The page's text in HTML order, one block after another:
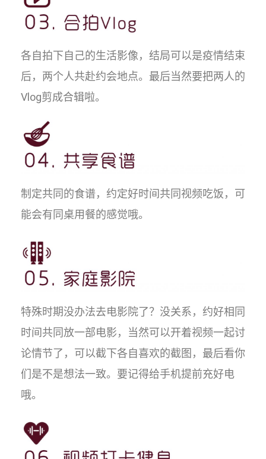
各自拍下自己的生活影像，结局可以是疫情结束
后，两个人共赴约会地点。最后当然要把两人的
Vlog剪成合辑啦。
制定共同的食谱，约定好时间共同视频吃饭，可
能会有同桌用餐的感觉哦。
特殊时期没办法去电影院了？没关系，约好相同
时间共同放一部电影，当然可以开着视频一起讨
论情节了，可以截下各自喜欢的截图，最后看你
们是不是想法一致。要记得给手机提前充好电
哦。